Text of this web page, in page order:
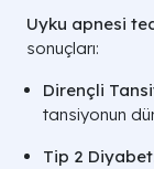
Uyku apnesi
sonuçları:
Dirençli
tansiyonun
Tip 2